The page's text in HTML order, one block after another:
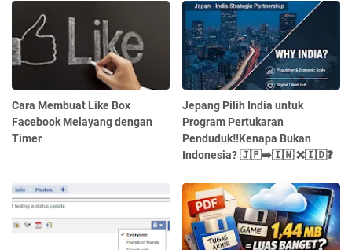
Cara Membuat Like Box
Facebook Melayang dengan
Timer
Jepang Pilih India untuk
Program Pertukaran
Penduduk‼️Kenapa Bukan
Indonesia? 🇯🇵➡️🇮🇳 ❌🇮🇩❓